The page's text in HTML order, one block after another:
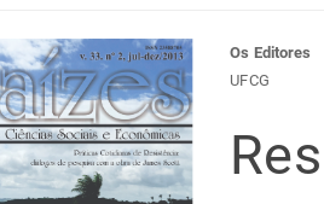
do
Os Editores
UFCG